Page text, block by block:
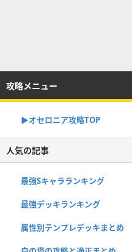
攻略メニュー
▶︎オセロニア攻略TOP
人気の記事
最強Sキャラランキング
最強デッキランキング
属性別テンプレデッキまとめ